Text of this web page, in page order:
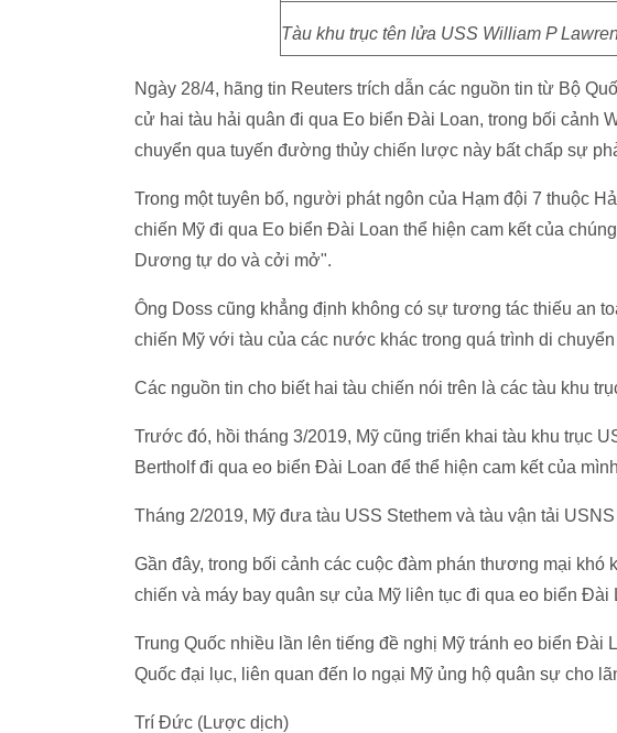
Tàu khu trục tên lửa USS William P
Ngày 28/4, hãng tin Reuters trích dẫn các nguồn tin từ Bộ
cử hai tàu hải quân đi qua Eo biển Đài Loan, trong bối cảnh
chuyển qua tuyến đường thủy chiến lược này bất chấp sự
Trong một tuyên bố, người phát ngôn của Hạm đội 7 thuộc
chiến Mỹ đi qua Eo biển Đài Loan thể hiện cam kết của
Dương tự do và cởi mở".
Ông Doss cũng khẳng định không có sự tương tác thiếu an
chiến Mỹ với tàu của các nước khác trong quá trình di
Các nguồn tin cho biết hai tàu chiến nói trên là các tàu khu
Trước đó, hồi tháng 3/2019, Mỹ cũng triển khai tàu khu trục
Bertholf đi qua eo biển Đài Loan để thể hiện cam kết của
Tháng 2/2019, Mỹ đưa tàu USS Stethem và tàu vận tải
Gần đây, trong bối cảnh các cuộc đàm phán thương mại khó
chiến và máy bay quân sự của Mỹ liên tục đi qua eo biển
Trung Quốc nhiều lần lên tiếng đề nghị Mỹ tránh eo biển Đài
Quốc đại lục, liên quan đến lo ngại Mỹ ủng hộ quân sự cho
Trí Đức (Lược dịch)